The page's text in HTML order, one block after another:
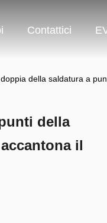
Contattici
della saldatura a
della
il